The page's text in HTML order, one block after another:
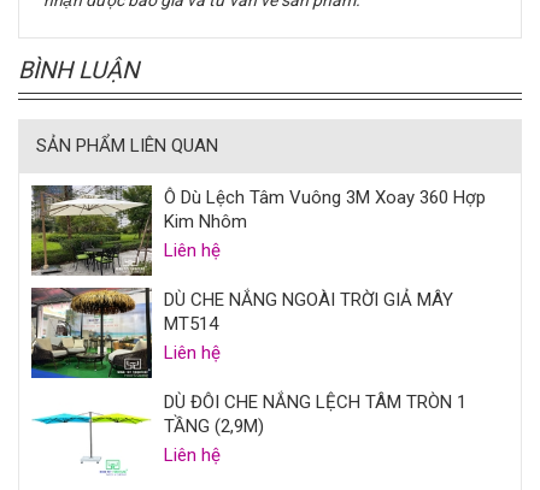
BÌNH LUẬN
SẢN PHẨM LIÊN QUAN
Ô Dù Lệch Tâm Vuông 3M Xoay 360 Hợp
Kim Nhôm
Liên hệ
DÙ CHE NẮNG NGOÀI TRỜI GIẢ MÂY
MT514
Liên hệ
DÙ ĐÔI CHE NẮNG LỆCH TÂM TRÒN 1
TẦNG (2,9M)
Liên hệ